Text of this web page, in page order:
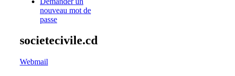
nouveau mot de
passe
societecivile.cd
Webmail